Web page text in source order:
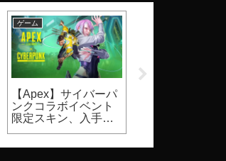
ゲーム
【Apex】サイバーパ
ンクコラボイベント
限定スキン、入手方